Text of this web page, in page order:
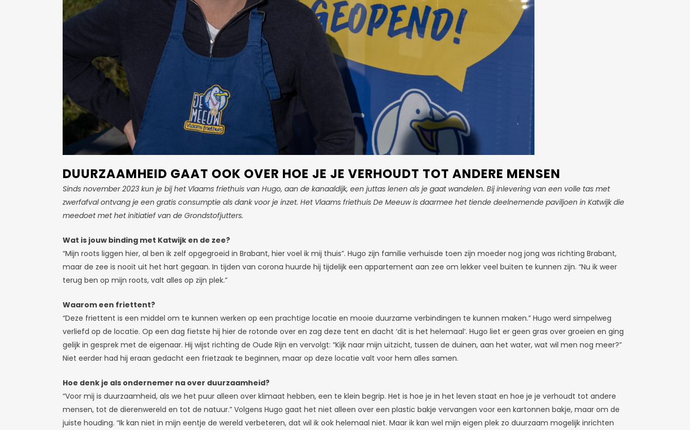
DUURZAAMHEID GAAT OOK OVER HOE JE JE VERHOUDT TOT ANDERE MENSEN
Sinds november 2023 kun je bij het Vlaams friethuis van Hugo, aan de kanaaldijk, een juttas lenen als je gaat wandelen. Bij inlevering van een volle tas met
zwerfafval ontvang je een gratis consumptie als dank voor je inzet. Het Vlaams friethuis De Meeuw is daarmee het tiende deelnemende paviljoen in Katwijk die
meedoet met het initiatief van de Grondstofjutters.
Wat is jouw binding met Katwijk en de zee?
“Mijn roots liggen hier, al ben ik zelf opgegroeid in Brabant, hier voel ik mij thuis”. Hugo zijn familie verhuisde toen zijn moeder nog jong was richting Brabant,
maar de zee is nooit uit het hart gegaan. In tijden van corona huurde hij tijdelijk een appartement aan zee om lekker veel buiten te kunnen zijn. “Nu ik weer
terug ben op mijn roots, valt alles op zijn plek.”
Waarom een friettent?
“Deze friettent is een middel om te kunnen werken op een prachtige locatie en mooie duurzame verbindingen te kunnen maken.” Hugo werd simpelweg
verliefd op de locatie. Op een dag fietste hij hier de rotonde over en zag deze tent en dacht ‘dit is het helemaal’. Hugo liet er geen gras over groeien en ging
gelijk in gesprek met de eigenaar. Hij wijst richting de Oude Rijn en vervolgt: “Kijk naar mijn uitzicht, tussen de duinen, aan het water, wat wil men nog meer?”
Niet eerder had hij eraan gedacht een frietzaak te beginnen, maar op deze locatie valt voor hem alles samen.
Hoe denk je als ondernemer na over duurzaamheid?
“Voor mij is duurzaamheid, als we het puur alleen over klimaat hebben, een te klein begrip. Het is hoe je in het leven staat en hoe je je verhoudt tot andere
mensen, tot de dierenwereld en tot de natuur.” Volgens Hugo gaat het niet alleen over een plastic bakje vervangen voor een kartonnen bakje, maar om de
juiste houding. “Ik kan niet in mijn eentje de wereld verbeteren, dat wil ik ook helemaal niet. Maar ik kan wel mijn eigen plek zo duurzaam mogelijk inrichten